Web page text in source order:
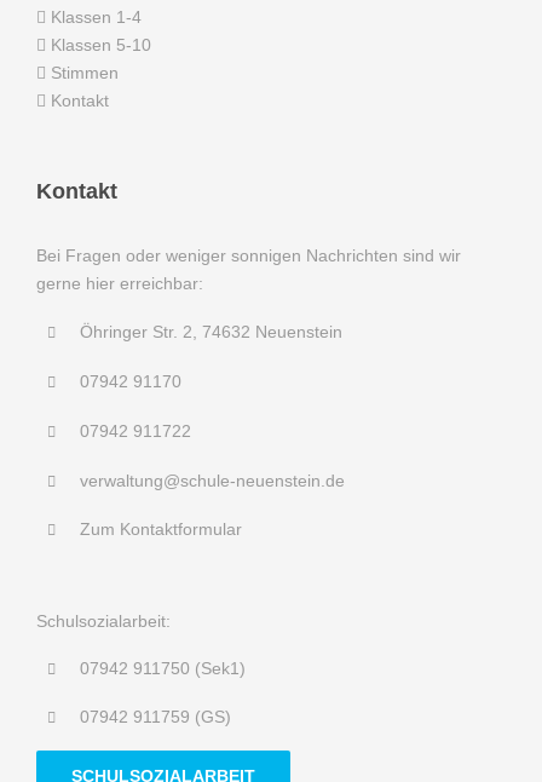
Klassen 1-4
Klassen 5-10
Stimmen
Kontakt
Kontakt
Bei Fragen oder weniger sonnigen Nachrichten sind wir
gerne hier erreichbar:
Öhringer Str. 2, 74632 Neuenstein
07942 91170
07942 911722
verwaltung@schule-neuenstein.de
Zum Kontaktformular
Schulsozialarbeit:
07942 911750 (Sek1)
07942 911759 (GS)
SCHULSOZIALARBEIT